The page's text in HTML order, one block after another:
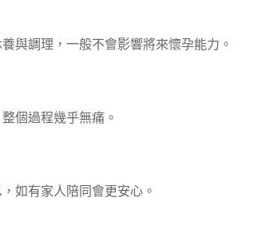
與調理，一般不會影響將來懷孕能力。
個過程幾乎無痛。
如有家人陪同會更安心。